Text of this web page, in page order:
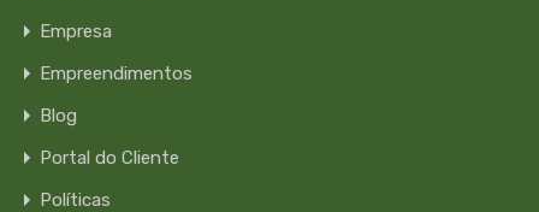
Empresa
Empreendimentos
Blog
Portal do Cliente
Políticas